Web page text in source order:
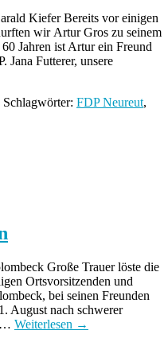
Kiefer Bereits vor einigen
wir Artur Gros zu seinem
Jahren ist Artur ein Freund
Jana Futterer, unsere
Schlagwörter: FDP Neureut,
Große Trauer löste die
Ortsvorsitzenden und
bei seinen Freunden
August nach schwerer
… Weiterlesen →